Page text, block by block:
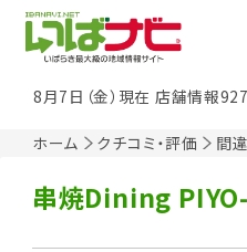
8月7日（金）現在 店舗情報
ホーム クチコミ・評価 間
串焼Dining